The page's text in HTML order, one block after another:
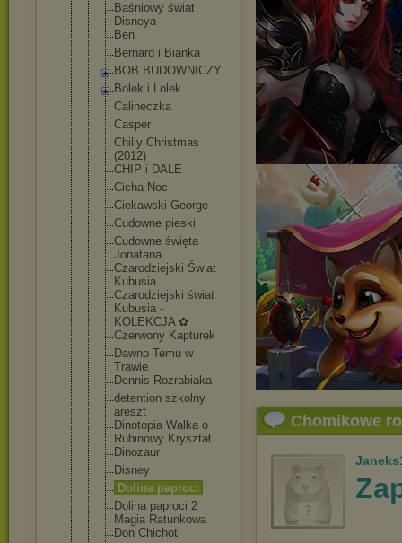
Baśniowy świat
Disneya
Ben
Bernard i Bianka
BOB BUDOWNICZY
Bolek i Lolek
Calineczka
Casper
Chilly Christmas
(2012)
CHIP i DALE
Cicha Noc
Ciekawski George
Cudowne pieski
Cudowne święta
Jonatana
Czarodziejs ki Świat
Kubusia
Czarodziejs ki świat
Kubusia -
KOLEKCJA ✿
Czerwony Kapturek
Dawno Temu w
Trawie
Dennis Rozrabiaka
detention szkolny
areszt
Dinotopia Walka o
Rubinowy Kryształ
Dinozaur
Disney
Dolina paproci
Dolina paproci 2
Magia Ratunkowa
Don Chichot
Chomikowe